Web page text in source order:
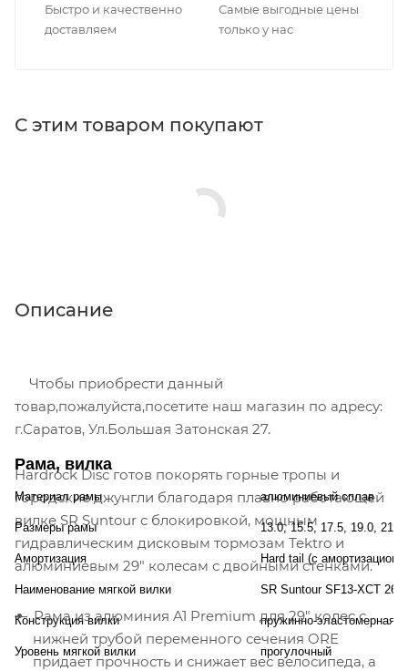
Быстро и качественно
доставляем
Самые выгодные цены
только у нас
С этим товаром покупают
Описание
Чтобы приобрести данный
товар,пожалуйста,посетите наш магазин по адресу:
г.Саратов, Ул.Большая Затонская 27.
Hardrock Disc готов покорять горные тропы и
городские джунгли благодаря плавно работающей
вилке SR Suntour с блокировкой, мощным
гидравлическим дисковым тормозам Tektro и
алюминиевым 29" колесам с двойными стенками.
Рама из алюминия A1 Premium для 29" колес с
нижней трубой переменного сечения ORE
придает прочность и снижает вес велосипеда, а
Рама, вилка
Материал рамы алюминиевый сплав
Размеры рамы 13.0, 15.5, 17.5, 19.0,
Амортизация Hard tail (с
Наименование мягкой вилки SR Suntour SF13-XCT 26
Конструкция вилки пружинно-эластомерная
Уровень мягкой вилки прогулочный